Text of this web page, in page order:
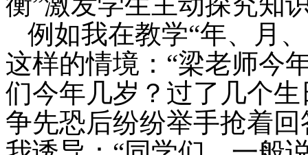
例如我在教学“年、月
这样的情境：“梁老师今
们今年几岁？过了几个
争先恐后纷纷举手抢着